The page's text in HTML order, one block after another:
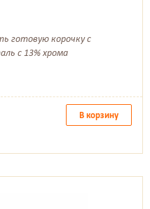
готовую корочку с
с 13% хрома
В корзину